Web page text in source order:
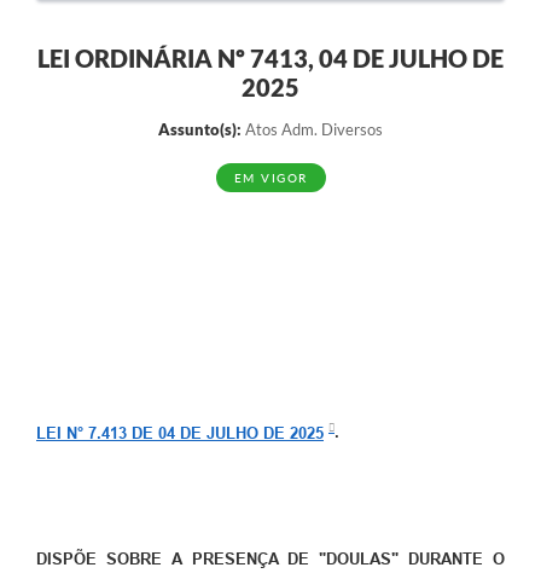
LEI ORDINÁRIA Nº 7413, 04 DE JULHO DE
2025
Assunto(s): Atos Adm. Diversos
EM VIGOR
LEI N° 7.413 DE 04 DE JULHO DE 2025 .
DISPÕE SOBRE A PRESENÇA DE "DOULAS" DURANTE O